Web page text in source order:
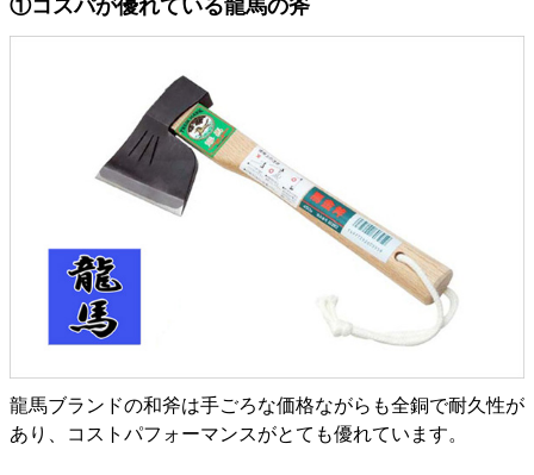
①コスパが優れている龍馬の斧
龍馬ブランドの和斧は手ごろな価格ながらも全銅で耐久性が
あり、コストパフォーマンスがとても優れています。